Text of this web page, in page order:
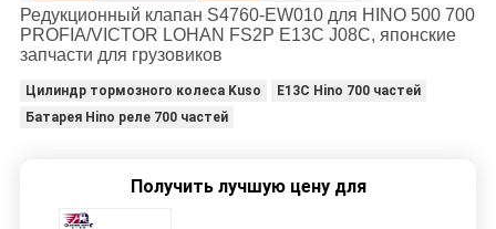
Редукционный клапан S4760-EW010 для HINO 500 700
PROFIA/VICTOR LOHAN FS2P E13C J08C, японские
запчасти для грузовиков
Цилиндр тормозного колеса Kuso
E13C Hino 700 частей
Батарея Hino реле 700 частей
Получить лучшую цену для